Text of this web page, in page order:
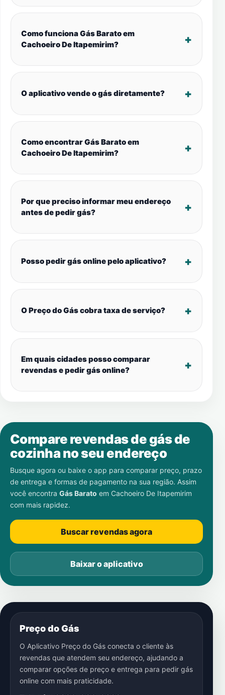
Como funciona Gás Barato em
Cachoeiro De Itapemirim?
O aplicativo vende o gás diretamente?
Como encontrar Gás Barato em
Cachoeiro De Itapemirim?
Por que preciso informar meu endereço
antes de pedir gás?
Posso pedir gás online pelo aplicativo?
O Preço do Gás cobra taxa de serviço?
Em quais cidades posso comparar
revendas e pedir gás online?
Compare revendas de gás de
cozinha no seu endereço
Busque agora ou baixe o app para comparar preço, prazo
de entrega e formas de pagamento na sua região. Assim
você encontra Gás Barato em Cachoeiro De Itapemirim
com mais rapidez.
Buscar revendas agora
Baixar o aplicativo
Preço do Gás
O Aplicativo Preço do Gás conecta o cliente às
revendas que atendem seu endereço, ajudando a
comparar opções de preço e entrega para pedir gás
online com mais praticidade.